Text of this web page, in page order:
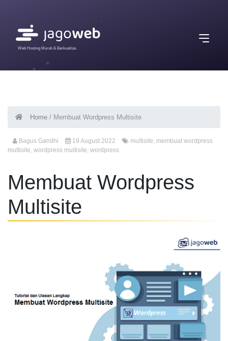
Web Hosting Murah & Berkualitas
Home / Membuat Wordpress Multisite
Bagus Gandhi 19 August 2022 multisite, membuat wordpress
multisite, wordpress multisite, wordpress
Membuat Wordpress
Multisite